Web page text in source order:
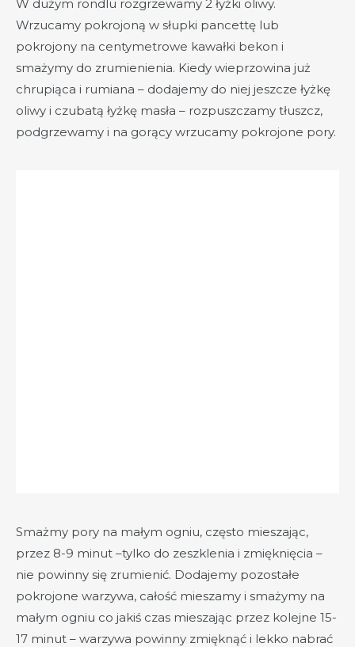
W dużym rondlu rozgrzewamy 2 łyżki oliwy.
Wrzucamy pokrojoną w słupki pancettę lub
pokrojony na centymetrowe kawałki bekon i
smażymy do zrumienienia. Kiedy wieprzowina już
chrupiąca i rumiana – dodajemy do niej jeszcze łyżkę
oliwy i czubatą łyżkę masła – rozpuszczamy tłuszcz,
podgrzewamy i na gorący wrzucamy pokrojone pory.
Smażmy pory na małym ogniu, często mieszając,
przez 8-9 minut –tylko do zeszklenia i zmięknięcia –
nie powinny się zrumienić. Dodajemy pozostałe
pokrojone warzywa, całość mieszamy i smażymy na
małym ogniu co jakiś czas mieszając przez kolejne 15-
17 minut – warzywa powinny zmięknąć i lekko nabrać